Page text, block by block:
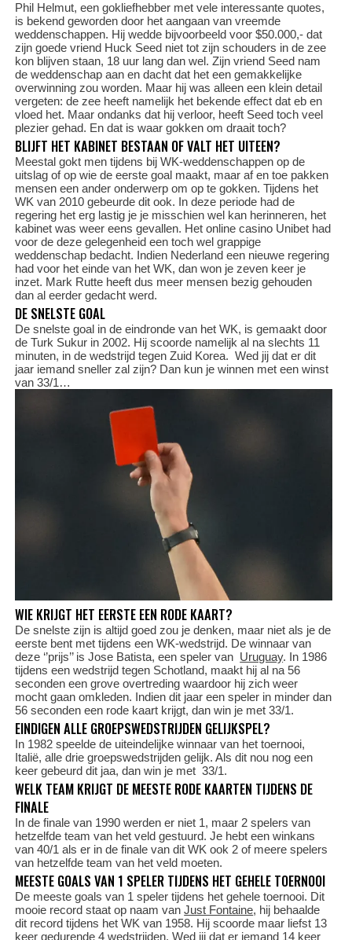
Phil Helmut, een gokliefhebber met vele interessante quotes,
is bekend geworden door het aangaan van vreemde
weddenschappen. Hij wedde bijvoorbeeld voor $50.000,- dat
zijn goede vriend Huck Seed niet tot zijn schouders in de zee
kon blijven staan, 18 uur lang dan wel. Zijn vriend Seed nam
de weddenschap aan en dacht dat het een gemakkelijke
overwinning zou worden. Maar hij was alleen een klein detail
vergeten: de zee heeft namelijk het bekende effect dat eb en
vloed het. Maar ondanks dat hij verloor, heeft Seed toch veel
plezier gehad. En dat is waar gokken om draait toch?
BLIJFT HET KABINET BESTAAN OF VALT HET UITEEN?
Meestal gokt men tijdens bij WK-weddenschappen op de
uitslag of op wie de eerste goal maakt, maar af en toe pakken
mensen een ander onderwerp om op te gokken. Tijdens het
WK van 2010 gebeurde dit ook. In deze periode had de
regering het erg lastig je je misschien wel kan herinneren, het
kabinet was weer eens gevallen. Het online casino Unibet had
voor de deze gelegenheid een toch wel grappige
weddenschap bedacht. Indien Nederland een nieuwe regering
had voor het einde van het WK, dan won je zeven keer je
inzet. Mark Rutte heeft dus meer mensen bezig gehouden
dan al eerder gedacht werd.
DE SNELSTE GOAL
De snelste goal in de eindronde van het WK, is gemaakt door
de Turk Sukur in 2002. Hij scoorde namelijk al na slechts 11
minuten, in de wedstrijd tegen Zuid Korea. Wed jij dat er dit
jaar iemand sneller zal zijn? Dan kun je winnen met een winst
van 33/1…
WIE KRIJGT HET EERSTE EEN RODE KAART?
De snelste zijn is altijd goed zou je denken, maar niet als je de
eerste bent met tijdens een WK-wedstrijd. De winnaar van
deze ‘’prijs’’ is Jose Batista, een speler van Uruguay. In 1986
tijdens een wedstrijd tegen Schotland, maakt hij al na 56
seconden een grove overtreding waardoor hij zich weer
mocht gaan omkleden. Indien dit jaar een speler in minder dan
56 seconden een rode kaart krijgt, dan win je met 33/1.
EINDIGEN ALLE GROEPSWEDSTRIJDEN GELIJKSPEL?
In 1982 speelde de uiteindelijke winnaar van het toernooi,
Italië, alle drie groepswedstrijden gelijk. Als dit nou nog een
keer gebeurd dit jaa, dan win je met 33/1.
WELK TEAM KRIJGT DE MEESTE RODE KAARTEN TIJDENS DE
FINALE
In de finale van 1990 werden er niet 1, maar 2 spelers van
hetzelfde team van het veld gestuurd. Je hebt een winkans
van 40/1 als er in de finale van dit WK ook 2 of meere spelers
van hetzelfde team van het veld moeten.
MEESTE GOALS VAN 1 SPELER TIJDENS HET GEHELE TOERNOOI
De meeste goals van 1 speler tijdens het gehele toernooi. Dit
mooie record staat op naam vanJust Fontaine, hij behaalde
dit record tijdens het WK van 1958. Hij scoorde maar liefst 13
keer gedurende 4 wedstrijden. Wed jij dat er iemand 14 keer